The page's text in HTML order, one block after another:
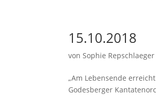
15.10.2018
vonSophie Repschlaeger
„Am Lebensende
Godesberger